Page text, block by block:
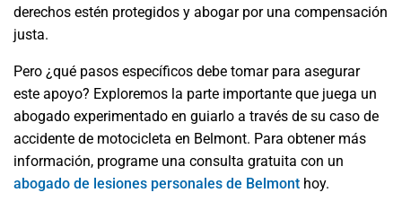
derechos estén protegidos y abogar por una compensación
justa.
Pero ¿qué pasos específicos debe tomar para asegurar
este apoyo? Exploremos la parte importante que juega un
abogado experimentado en guiarlo a través de su caso de
accidente de motocicleta en Belmont. Para obtener más
información, programe una consulta gratuita con un
abogado de lesiones personales de Belmont hoy.